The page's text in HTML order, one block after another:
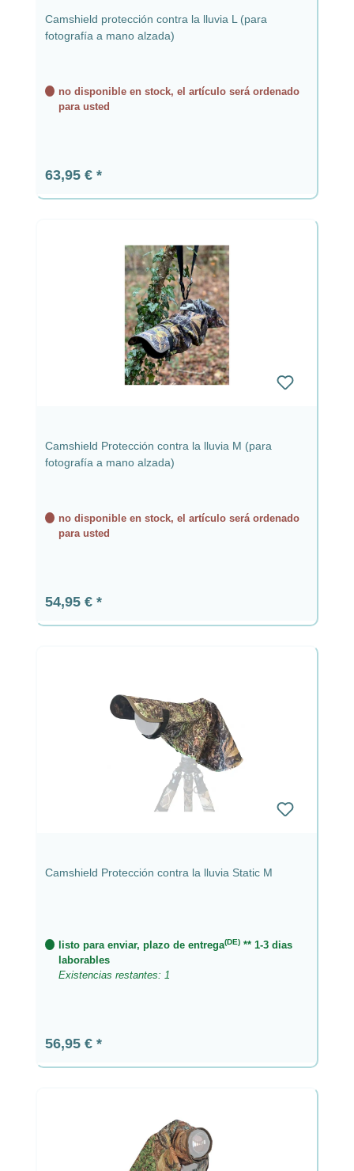
Camshield protección contra la lluvia L (para
fotografía a mano alzada)
no disponible en stock, el artículo será ordenado
para usted
Precio normal:
63,95 €
Camshield Protección contra la lluvia M (para
fotografía a mano alzada)
no disponible en stock, el artículo será ordenado
para usted
Precio normal:
54,95 €
Camshield Protección contra la lluvia Static M
listo para enviar, plazo de entrega(DE) ** 1-3 dias
laborables
Existencias restantes: 1
Precio normal:
56,95 €